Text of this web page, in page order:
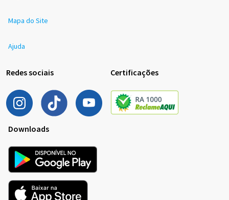
Mapa do Site
Ajuda
Redes sociais Certificações
Downloads